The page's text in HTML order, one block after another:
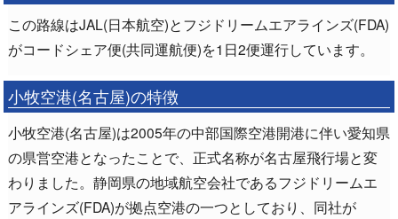
この路線はJAL(日本航空)とフジドリームエアラインズ(FDA)
がコードシェア便(共同運航便)を1日2便運行しています。
小牧空港(名古屋)の特徴
小牧空港(名古屋)は2005年の中部国際空港開港に伴い愛知県
の県営空港となったことで、正式名称が名古屋飛行場と変
わりました。静岡県の地域航空会社であるフジドリームエ
アラインズ(FDA)が拠点空港の一つとしており、同社が